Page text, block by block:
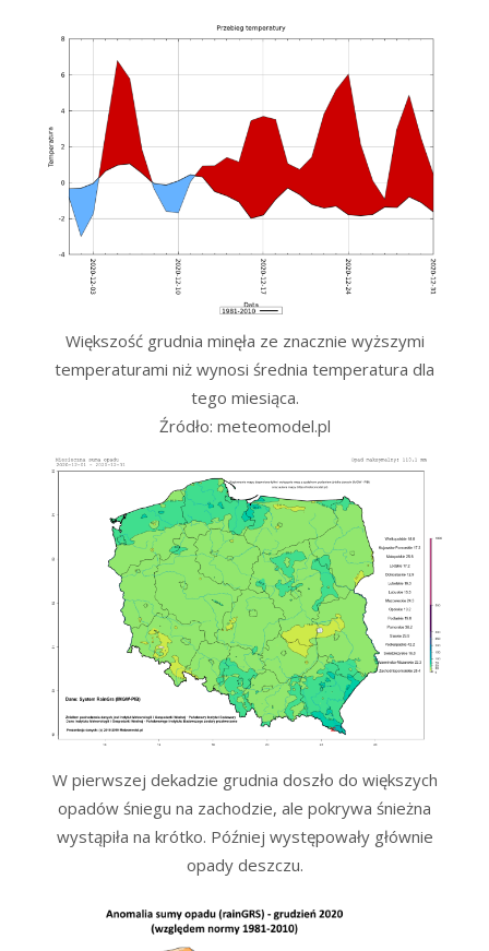
Większość grudnia minęła ze znacznie wyższymi
temperaturami niż wynosi średnia temperatura dla
tego miesiąca.
Źródło: meteomodel.pl
W pierwszej dekadzie grudnia doszło do większych
opadów śniegu na zachodzie, ale pokrywa śnieżna
wystąpiła na krótko. Później występowały głównie
opady deszczu.